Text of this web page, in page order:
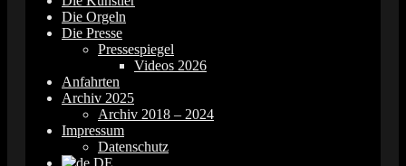
Die Orgeln
Die Presse
Pressespiegel
Videos 2026
Anfahrten
Archiv 2025
Archiv 2018 – 2024
Impressum
Datenschutz
DE